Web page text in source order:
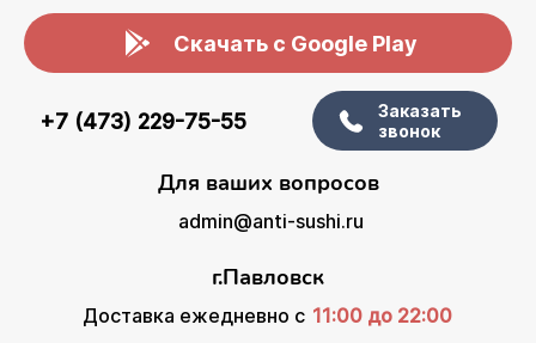
Скачать с Google Play
+7 (473) 229-75-55
Заказать
звонок
Для ваших вопросов
admin@anti-sushi.ru
г.Павловск
Доставка ежедневно с 11:00 до 22:00